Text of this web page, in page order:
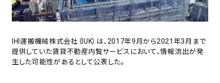
IHI運搬機械株式会社（IUK）は、2017年9月から2021年3月まで
提供していた賃貸不動産内覧サービスにおいて、情報流出が発
生した可能性があるとして公表した。